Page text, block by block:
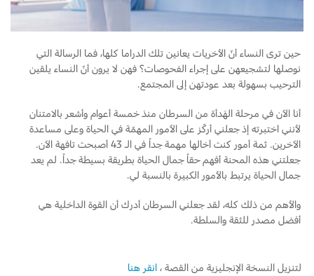
حين ترى النساء أنّ الأخريات يعانين تلك الدراما كلها، فما الرسالة التي
نوصلها لتشجيعهن على إجراء الفحوصات؟ فهن لا يرون أنّ النساء يلقين
الترحيب بسهولة بعد عودتهن إلى المجتمع.
أنا الآن في مرحلة الهَدأة من السرطان منذ خمسة أعوام وأشعر بالامتنان
لأنني اختبرته إذ جعلني أركّز على الأمور المهمّة في الحياة وعلى مساعدة
الآخرين. ثمة أمور كنت أخالها مهمة جداً في الـ 43 أصبحت تافهة الآن.
جعلتني هذه المحنة أفهم حقاً جمال الحياة بطريقة بسيطة جداً. لم يعد
جمال الحياة يرتبط بالأمور الكبيرة بالنسبة لي.
والأهم من ذلك كله، لقد جعلني السرطان أدرك أن القوة الداخلية هي
أفضل مصدر للثقة والسلطة.
لتنزيل النسخة الإنجليزية من القصة ، انقر هنا